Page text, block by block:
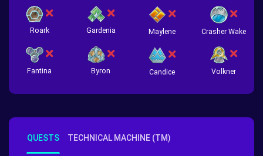
Roark Gardenia Maylene Crasher Wake
Fantina Byron Candice Volkner
QUESTS TECHNICAL MACHINE (TM)